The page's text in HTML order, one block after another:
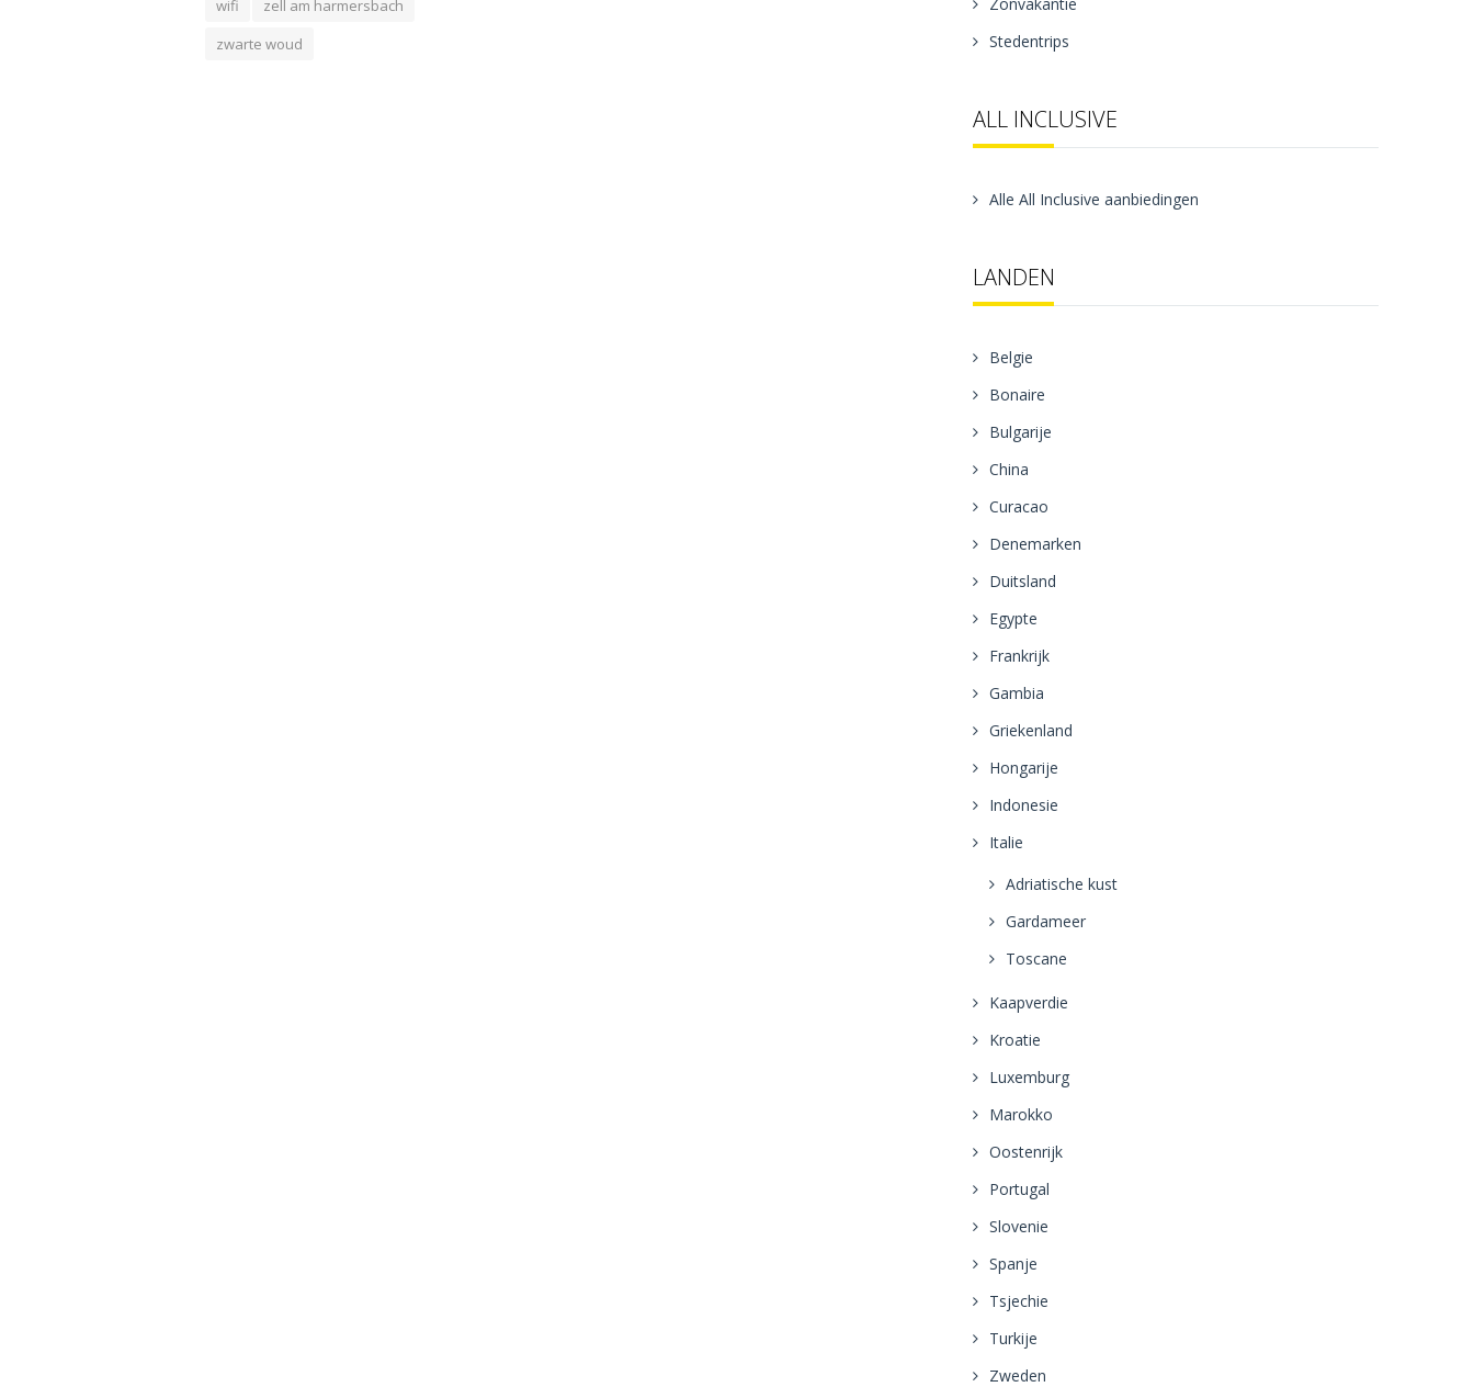
wifi
zell am harmersbach
zwarte woud
Stedentrips
ALL INCLUSIVE
Alle All Inclusive aanbiedingen
LANDEN
Belgie
Bonaire
Bulgarije
China
Curacao
Denemarken
Duitsland
Egypte
Frankrijk
Gambia
Griekenland
Hongarije
Indonesie
Italie
Adriatische kust
Gardameer
Toscane
Kaapverdie
Kroatie
Luxemburg
Marokko
Oostenrijk
Portugal
Slovenie
Spanje
Tsjechie
Turkije
Zweden